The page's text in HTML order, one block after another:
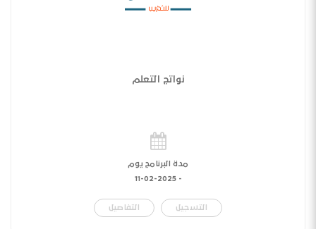
نواتج التعلم
مدة البرنامج يوم
-
11-02-2025
التسجيل التفاصيل